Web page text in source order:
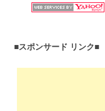
■スポンサード リンク■